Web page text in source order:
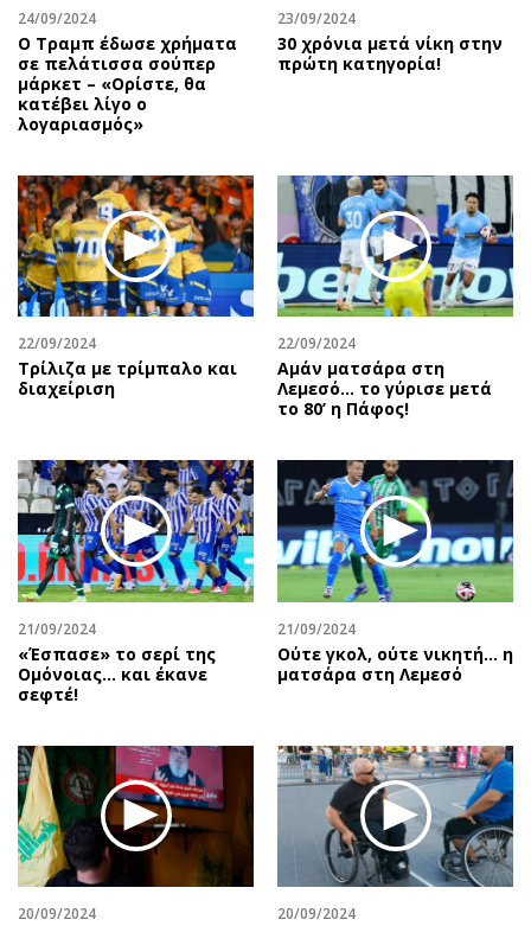
24/09/2024
Ο Τραμπ έδωσε χρήματα
σε πελάτισσα σούπερ
μάρκετ – «Ορίστε, θα
κατέβει λίγο ο
λογαριασμός»
23/09/2024
30 χρόνια μετά νίκη στην
πρώτη κατηγορία!
22/09/2024
Τρίλιζα με τρίμπαλο και
διαχείριση
22/09/2024
Αμάν ματσάρα στη
Λεμεσό… το γύρισε μετά
το 80’ η Πάφος!
21/09/2024
«Έσπασε» το σερί της
Ομόνοιας… και έκανε
σεφτέ!
21/09/2024
Ούτε γκολ, ούτε νικητή… η
ματσάρα στη Λεμεσό
20/09/2024 20/09/2024